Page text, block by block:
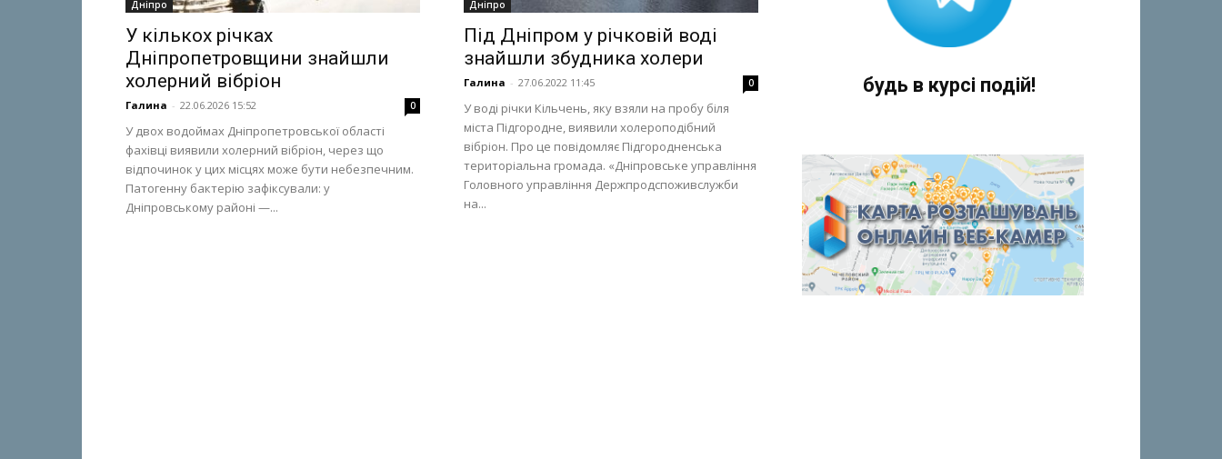
Дніпро
У кількох річках
Дніпропетровщини знайшли
холерний вібріон
Галина - 22.06.2026 15:52 0
У двох водоймах Дніпропетровської області
фахівці виявили холерний вібріон, через що
відпочинок у цих місцях може бути небезпечним.
Патогенну бактерію зафіксували: у
Дніпровському районі —...
Дніпро
Під Дніпром у річковій воді
знайшли збудника холери
Галина - 27.06.2022 11:45 0
У воді річки Кільчень, яку взяли на пробу біля
міста Підгородне, виявили холероподібний
вібріон. Про це повідомляє Підгородненська
територіальна громада. «Дніпровське управління
Головного управління Держпродспоживслужби
на...
будь в курсі подій!